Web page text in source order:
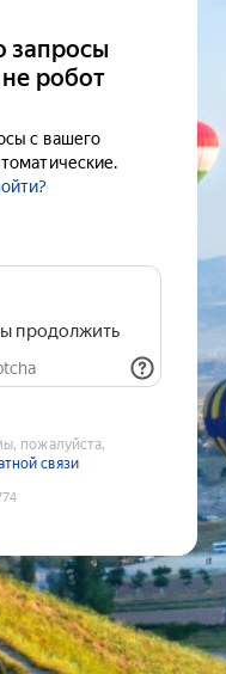
запросы
робот
с вашего
продолжить
пожалуйста,
связи